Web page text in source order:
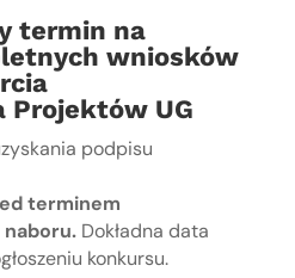
termin na
wniosków
Projektów UG
podpisu
terminem
Dokładna data
konkursu.